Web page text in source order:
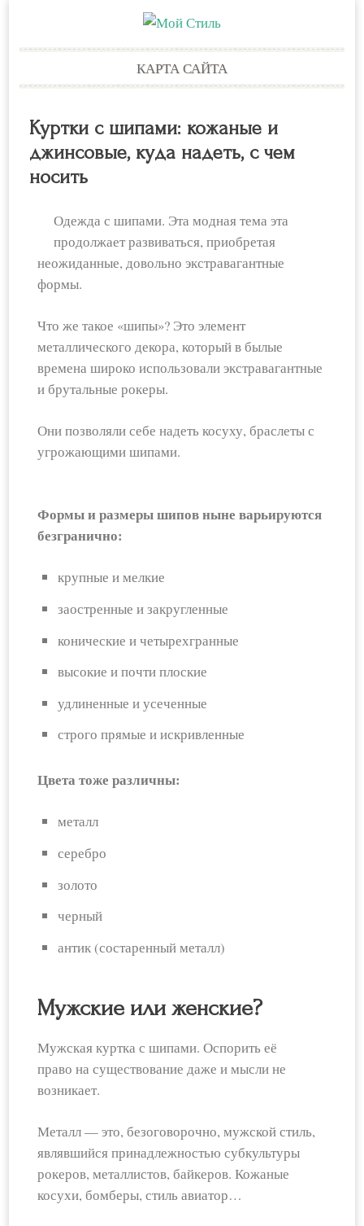
to
КАРТА САЙТА
Куртки с шипами: кожаные и
джинсовые, куда надеть, с чем
носить
Одежда с шипами. Эта модная тема эта
продолжает развиваться, приобретая
неожиданные, довольно экстравагантные
формы.
Что же такое «шипы»? Это элемент
металлического декора, который в былые
времена широко использовали экстравагантные
и брутальные рокеры.
Они позволяли себе надеть косуху, браслеты с
угрожающими шипами.
Формы и размеры шипов ныне варьируются
безгранично:
крупные и мелкие
заостренные и закругленные
конические и четырехгранные
высокие и почти плоские
удлиненные и усеченные
строго прямые и искривленные
Цвета тоже различны:
металл
серебро
золото
черный
антик (состаренный металл)
Мужские или женские?
Мужская куртка с шипами. Оспорить её
право на существование даже и мысли не
возникает.
Металл — это, безоговорочно, мужской стиль,
являвшийся принадлежностью субкультуры
рокеров, металлистов, байкеров. Кожаные
косухи, бомберы, стиль авиатор…